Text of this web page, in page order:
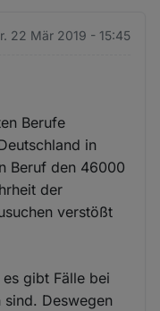
22 Mär 2019 - 15:45
Berufe
in
Beruf den 46000
der
verstößt
gibt Fälle bei
Deswegen